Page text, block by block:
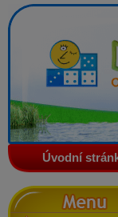
Domino -
Úvodní
Menu